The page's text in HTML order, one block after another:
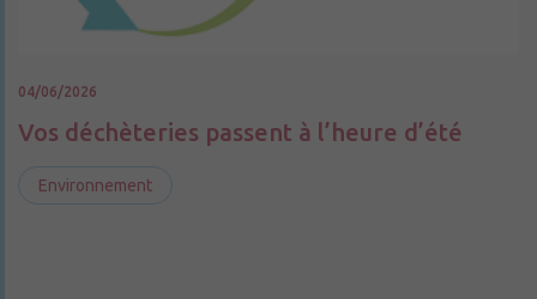
04/06/2026
Vos déchèteries passent à l’heure d’été
Environnement